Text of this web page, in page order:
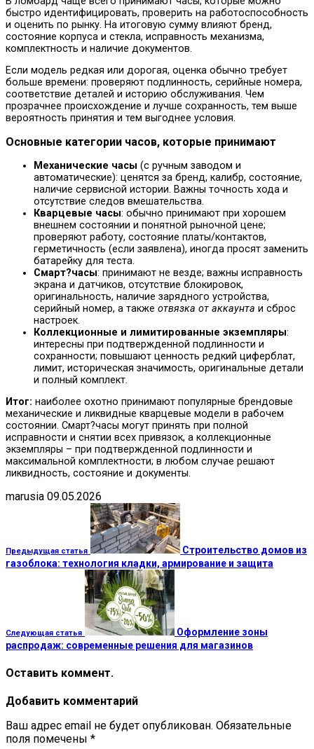
быстро идентифицировать, проверить на работоспособность
и оценить по рынку. На итоговую сумму влияют бренд,
состояние корпуса и стекла, исправность механизма,
комплектность и наличие документов.
Если модель редкая или дорогая, оценка обычно требует
больше времени: проверяют подлинность, серийные номера,
соответствие деталей и историю обслуживания. Чем
прозрачнее происхождение и лучше сохранность, тем выше
вероятность принятия и тем выгоднее условия.
Основные категории часов, которые принимают
Механические часы (с ручным заводом и
автоматические): ценятся за бренд, калибр, состояние,
наличие сервисной истории. Важны точность хода и
отсутствие следов вмешательства.
Кварцевые часы: обычно принимают при хорошем
внешнем состоянии и понятной рыночной цене;
проверяют работу, состояние платы/контактов,
герметичность (если заявлена), иногда просят заменить
батарейку для теста.
Смарт?часы: принимают не везде; важны исправность
экрана и датчиков, отсутствие блокировок,
оригинальность, наличие зарядного устройства,
серийный номер, а также отвязка от аккаунта и сброс
настроек.
Коллекционные и лимитированные экземпляры:
интересны при подтвержденной подлинности и
сохранности; повышают ценность редкий циферблат,
лимит, историческая значимость, оригинальные детали
и полный комплект.
Итог: наиболее охотно принимают популярные брендовые
механические и ликвидные кварцевые модели в рабочем
состоянии. Смарт?часы могут принять при полной
исправности и снятии всех привязок, а коллекционные
экземпляры – при подтвержденной подлинности и
максимальной комплектности; в любом случае решают
ликвидность, состояние и документы.
marusia 09.05.2026
Предыдущая статья
Строительство домов из
газоблока: технология кладки, армирование и защита
Следующая статья
Оформление зоны
распродаж: современные решения для магазинов
Оставить коммент.
Добавить комментарий
Ваш адрес email не будет опубликован. Обязательные
поля помечены *